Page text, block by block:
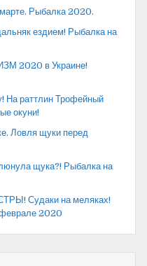
Рыбалка 2020.
ездием! Рыбалка на
2020 в Украине!
На раттлин Трофейный
окуни!
Ловля щуки перед
щука?! Рыбалка на
Судаки на меляках!
2020